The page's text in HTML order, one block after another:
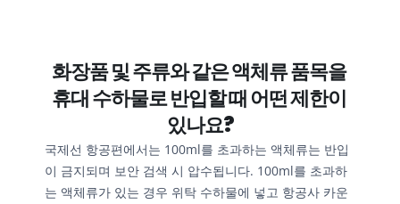
화장품 및 주류와 같은 액체류 품목을
휴대 수하물로 반입할 때 어떤 제한이
있나요?
국제선 항공편에서는 100ml를 초과하는 액체류는 반입
이 금지되며 보안 검색 시 압수됩니다. 100ml를 초과하
는 액체류가 있는 경우 위탁 수하물에 넣고 항공사 카운